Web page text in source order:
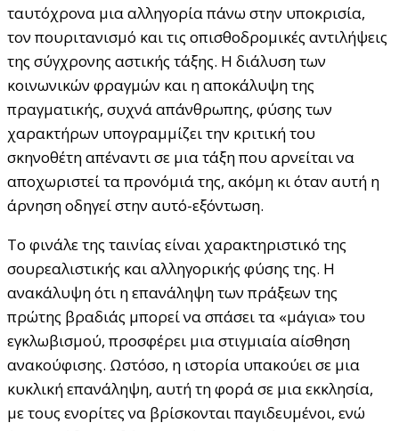
ταυτόχρονα μια αλληγορία πάνω στην υποκρισία,
τον πουριτανισμό και τις οπισθοδρομικές αντιλήψεις
της σύγχρονης αστικής τάξης. Η διάλυση των
κοινωνικών φραγμών και η αποκάλυψη της
πραγματικής, συχνά απάνθρωπης, φύσης των
χαρακτήρων υπογραμμίζει την κριτική του
σκηνοθέτη απέναντι σε μια τάξη που αρνείται να
αποχωριστεί τα προνόμιά της, ακόμη κι όταν αυτή η
άρνηση οδηγεί στην αυτό-εξόντωση.
Το φινάλε της ταινίας είναι χαρακτηριστικό της
σουρεαλιστικής και αλληγορικής φύσης της. Η
ανακάλυψη ότι η επανάληψη των πράξεων της
πρώτης βραδιάς μπορεί να σπάσει τα «μάγια» του
εγκλωβισμού, προσφέρει μια στιγμιαία αίσθηση
ανακούφισης. Ωστόσο, η ιστορία υπακούει σε μια
κυκλική επανάληψη, αυτή τη φορά σε μια εκκλησία,
με τους ενορίτες να βρίσκονται παγιδευμένοι, ενώ